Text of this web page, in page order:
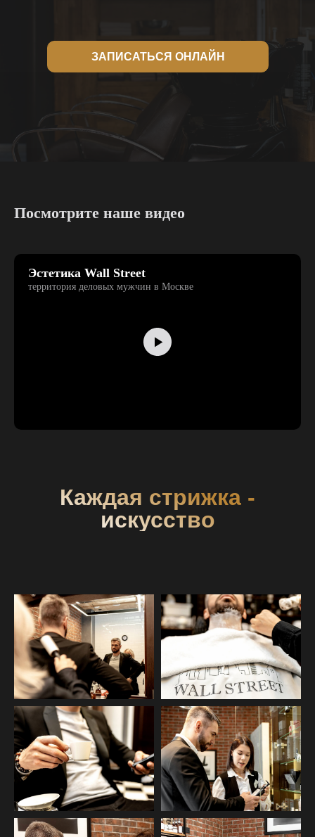
ЗАПИСАТЬСЯ ОНЛАЙН
Посмотрите наше видео
Эстетика Wall Street
территория деловых мужчин в Москве
Каждая стрижка -
искусство